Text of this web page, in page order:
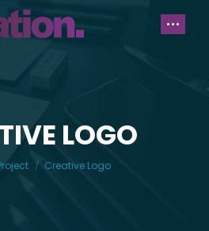
LOGO
are here:
Creative Logo